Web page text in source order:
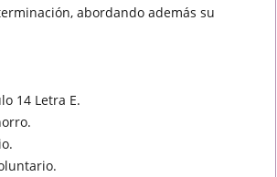
abordando además su
14 Letra E.